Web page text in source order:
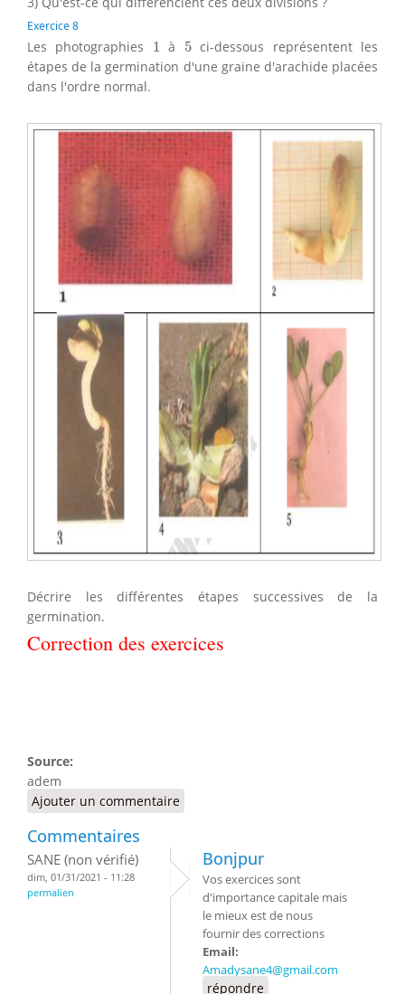
Exercice 8
Les photographies 1
1 à 5
5ci-dessous représentent les
étapes de la germination d'une graine d'arachide placées
dans l'ordre normal.
Décrire les différentes étapes successives de la
germination.
Correction des exercices
Source:
adem
Ajouter un commentaire
Commentaires
SANE (non vérifié)
dim, 01/31/2021 - 11:28
permalien
Bonjpur
Vos exercices sont
d'importance capitale mais
le mieux est de nous
fournir des corrections
Email:
Amadysane4@gmail.com
répondre